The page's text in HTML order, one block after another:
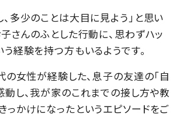
多少のことは大目に見よう」と思い
さんのふとした行動に、思わずハッ
経験を持つ方もいるようです。
の女性が経験した、息子の友達の「自
動し、我が家のこれまでの接し方や教
っかけになったというエピソードをご